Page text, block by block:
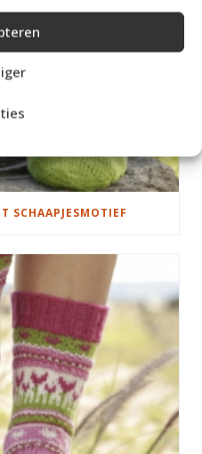
SCHAAPJESMOTIEF